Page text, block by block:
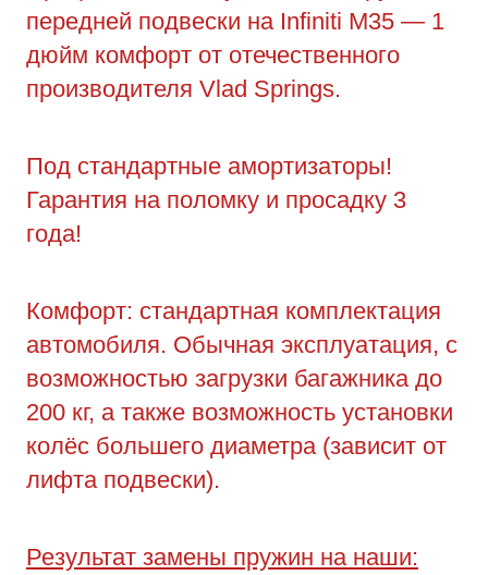
передней подвески на Infiniti M35 — 1
дюйм комфорт от отечественного
производителя Vlad Springs.
Под стандартные амортизаторы!
Гарантия на поломку и просадку 3
года!
Комфорт: стандартная комплектация
автомобиля. Обычная эксплуатация, с
возможностью загрузки багажника до
200 кг, а также возможность установки
колёс большего диаметра (зависит от
лифта подвески).
Результат замены пружин на наши: